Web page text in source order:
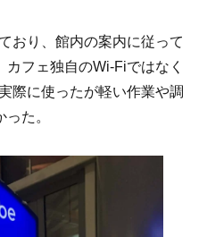
おり、館内の案内に従って
フェ独自のWi-Fiではなく
際に使ったが軽い作業や調
た。